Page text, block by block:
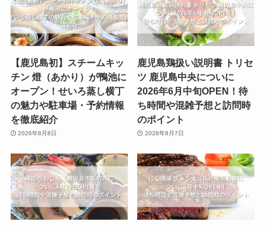
【鹿児島初】スチームキッ
チン 燈（あかり）が鴨池に
オープン！せいろ蒸し横丁
の魅力や駐車場・予約情報
を徹底紹介
2026年8月8日
鹿児島鶏扱い説明書 トリセ
ツ 鹿児島中央についに
2026年6月中旬OPEN！待
ち時間や混雑予想と訪問時
のポイント
2026年8月7日